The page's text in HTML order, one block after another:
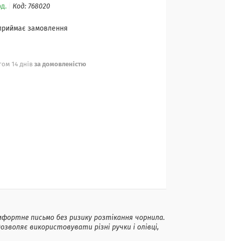
Код: 768020
замовлення
14 днів за домовленістю
письмо без ризику розтікання чорнила.
використовувати різні ручки і олівці,